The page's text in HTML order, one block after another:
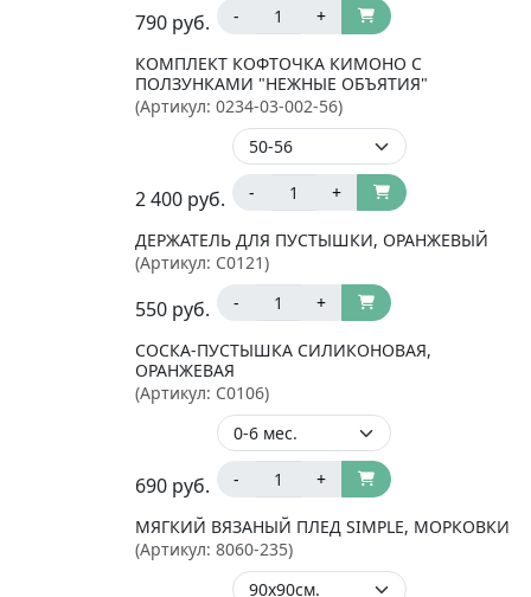
790 руб. - +
КОМПЛЕКТ КОФТОЧКА КИМОНО С
ПОЛЗУНКАМИ "НЕЖНЫЕ ОБЪЯТИЯ"
(Артикул: 0234-03-002-56)
2 400 руб. - +
ДЕРЖАТЕЛЬ ДЛЯ ПУСТЫШКИ, ОРАНЖЕВЫЙ
(Артикул: C0121)
550 руб. - +
СОСКА-ПУСТЫШКА СИЛИКОНОВАЯ,
ОРАНЖЕВАЯ
(Артикул: C0106)
690 руб. - +
МЯГКИЙ ВЯЗАНЫЙ ПЛЕД SIMPLE, МОРКОВКИ
(Артикул: 8060-235)